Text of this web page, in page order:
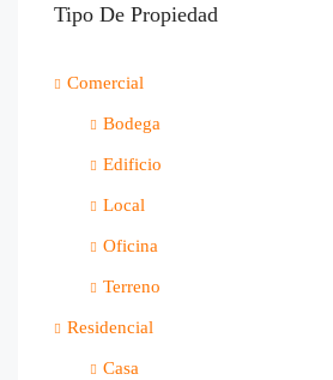
Tipo De Propiedad
Comercial
Bodega
Edificio
Local
Oficina
Terreno
Residencial
Casa